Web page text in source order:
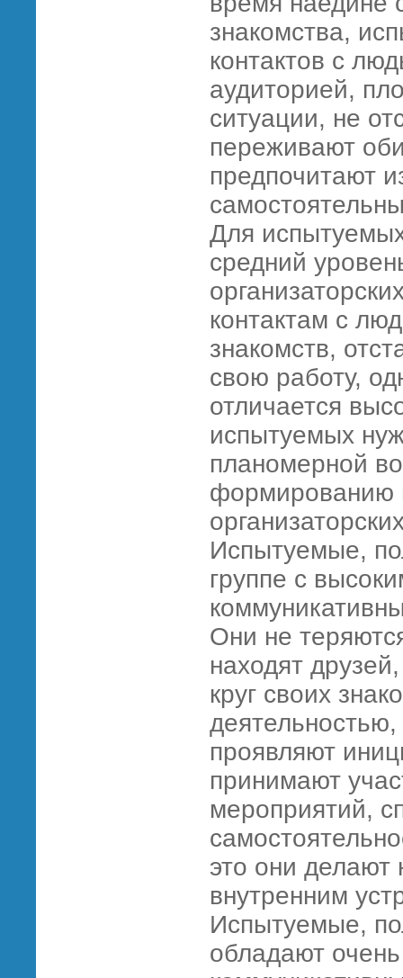
знакомства,
контактов с
аудиторией,
ситуации, не
переживают
предпочитают
Для
средний
контактам с
знакомств,
свою работу,
отличается
испытуемых
планомерной
формированию
Испытуемые,
группе с
Они не
находят
круг своих
проявляют
принимают
мероприятий,
это они делают
внутренним
Испытуемые,
обладают